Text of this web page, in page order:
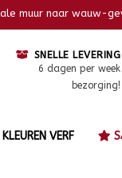
muur naar wauw-
SNELLE LEVERING
6 dagen per week
bezorging!
KLEUREN VERF